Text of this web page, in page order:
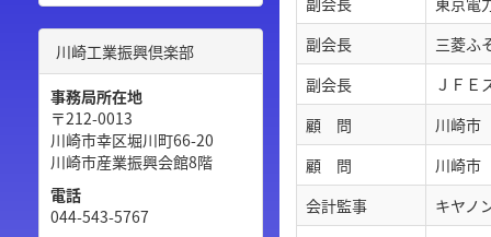
川崎工業振興倶楽部
事務局所在地
〒212-0013
川崎市幸区堀川町66-20
川崎市産業振興会館8階
電話
044-543-5767
副会長
三菱ふ
副会長
ＪＦＥ
顧 問
川崎市
顧 問
川崎
会計監事
キヤノ